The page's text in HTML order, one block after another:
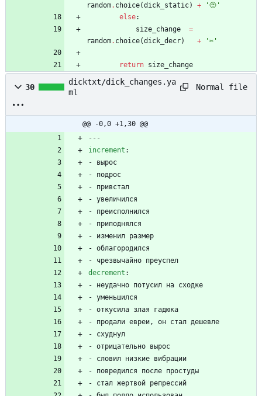
random. choice(dick_static) + '🤨 '
else:
size_change
=
random. choice(dick_decr) + '✂ '
return size_change
30
dicktxt/dick_changes.ya
ml
Normal file
@@ -0,0 +1,30 @@
---
increment :
- вырос
- подрос
- привстал
- увеличился
- преисполнился
- приподнялся
- изменил размер
- облагородился
- чрезвычайно преуспел
decrement :
- неудачно потусил на сходке
- уменьшился
- откусила злая гадюка
- продали евреи, он стал дешевле
- схуднул
- отрицательно вырос
- словил низкие вибрации
- повредился после простуды
- стал жертвой репрессий